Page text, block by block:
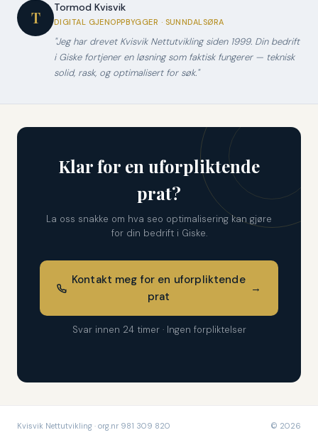
T
Tormod Kvisvik
DIGITAL GJENOPPBYGGER · SUNNDALSØRA
"Jeg har drevet Kvisvik Nettutvikling siden 1999. Din bedrift
i Giske fortjener en løsning som faktisk fungerer — teknisk
solid, rask, og optimalisert for søk."
Klar for en uforpliktende
prat?
La oss snakke om hva seo optimalisering kan gjøre
for din bedrift i Giske.
Kontakt meg for en uforpliktende
prat
→
Svar innen 24 timer · Ingen forpliktelser
Kvisvik Nettutvikling · org.nr 981 309 820 © 2026